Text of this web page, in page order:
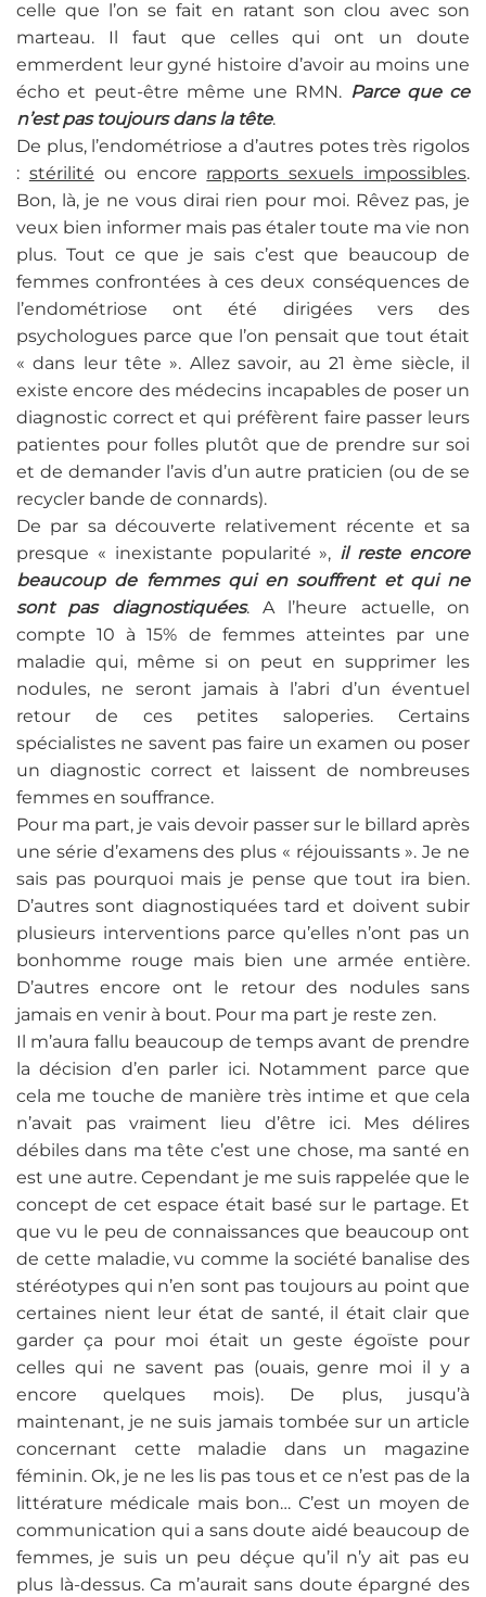
celle que l’on se fait en ratant son clou avec son
marteau. Il faut que celles qui ont un doute
emmerdent leur gyné histoire d’avoir au moins une
écho et peut-être même une RMN. Parce que ce
n’est pas toujours dans la tête.
De plus, l’endométriose a d’autres potes très rigolos
: stérilité ou encore rapports sexuels impossibles.
Bon, là, je ne vous dirai rien pour moi. Rêvez pas, je
veux bien informer mais pas étaler toute ma vie non
plus. Tout ce que je sais c’est que beaucoup de
femmes confrontées à ces deux conséquences de
l’endométriose ont été dirigées vers des
psychologues parce que l’on pensait que tout était
« dans leur tête ». Allez savoir, au 21 ème siècle, il
existe encore des médecins incapables de poser un
diagnostic correct et qui préfèrent faire passer leurs
patientes pour folles plutôt que de prendre sur soi
et de demander l’avis d’un autre praticien (ou de se
recycler bande de connards).
De par sa découverte relativement récente et sa
presque « inexistante popularité », il reste encore
beaucoup de femmes qui en souffrent et qui ne
sont pas diagnostiquées. A l’heure actuelle, on
compte 10 à 15% de femmes atteintes par une
maladie qui, même si on peut en supprimer les
nodules, ne seront jamais à l’abri d’un éventuel
retour de ces petites saloperies. Certains
spécialistes ne savent pas faire un examen ou poser
un diagnostic correct et laissent de nombreuses
femmes en souffrance.
Pour ma part, je vais devoir passer sur le billard après
une série d’examens des plus « réjouissants ». Je ne
sais pas pourquoi mais je pense que tout ira bien.
D’autres sont diagnostiquées tard et doivent subir
plusieurs interventions parce qu’elles n’ont pas un
bonhomme rouge mais bien une armée entière.
D’autres encore ont le retour des nodules sans
jamais en venir à bout. Pour ma part je reste zen.
Il m’aura fallu beaucoup de temps avant de prendre
la décision d’en parler ici. Notamment parce que
cela me touche de manière très intime et que cela
n’avait pas vraiment lieu d’être ici. Mes délires
débiles dans ma tête c’est une chose, ma santé en
est une autre. Cependant je me suis rappelée que le
concept de cet espace était basé sur le partage. Et
que vu le peu de connaissances que beaucoup ont
de cette maladie, vu comme la société banalise des
stéréotypes qui n’en sont pas toujours au point que
certaines nient leur état de santé, il était clair que
garder ça pour moi était un geste égoïste pour
celles qui ne savent pas (ouais, genre moi il y a
encore quelques mois). De plus, jusqu’à
maintenant, je ne suis jamais tombée sur un article
concernant cette maladie dans un magazine
féminin. Ok, je ne les lis pas tous et ce n’est pas de la
littérature médicale mais bon… C’est un moyen de
communication qui a sans doute aidé beaucoup de
femmes, je suis un peu déçue qu’il n’y ait pas eu
plus là-dessus. Ca m’aurait sans doute épargné des